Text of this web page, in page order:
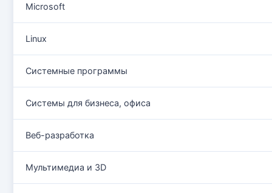
Microsoft
Linux
Системные программы
Системы для бизнеса, офиса
Веб-разработка
Мультимедиа и 3D